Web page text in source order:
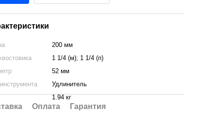
200 мм
1 1/4 (м); 1 1/4 (п)
52 мм
Удлинитель
1.94 кг
Оплата Гарантия